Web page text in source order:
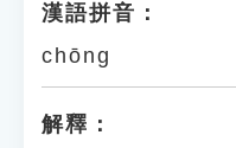
漢語拼音：
chōng
解釋：